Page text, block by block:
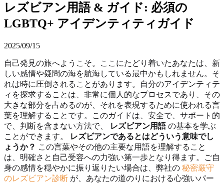
レズビアン用語 & ガイド: 必須の
LGBTQ+ アイデンティティガイド
2025/09/15
自己発見の旅へようこそ。ここにたどり着いたあなたは、新
しい感情や疑問の海を航海している最中かもしれません。そ
れは時に圧倒されることがあります。自分のアイデンティテ
ィを探求することは、非常に個人的なプロセスであり、その
大きな部分を占めるのが、それを表現するために使われる言
葉を理解することです。このガイドは、安全で、サポート的
で、判断を含まない方法で、
レズビアン用語の基本を学ぶ
ことができます。
レズビアンであるとはどういう意味でし
ょうか？ この言葉やその他の主要な用語を理解すること
は、明確さと自己受容への力強い第一歩となり得ます。ご自
身の感情を穏やかに振り返りたい場合は、弊社の 秘密厳守
のレズビアン診断 が、あなたの道のりにおける心強いパー